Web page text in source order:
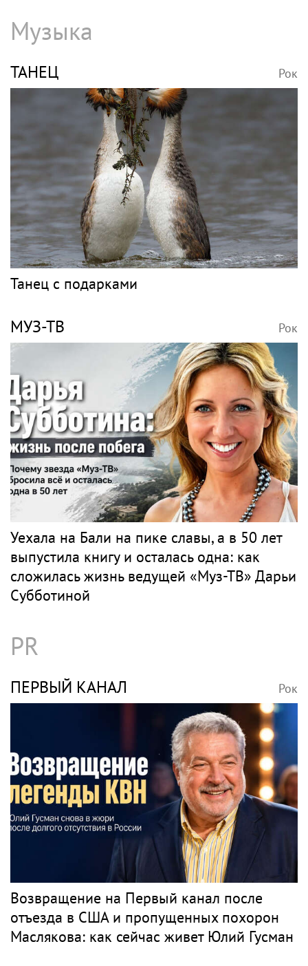
Музыка
ТАНЕЦ Рок
Танец с подарками
МУЗ-ТВ Рок
Уехала на Бали на пике славы, а в 50 лет
выпустила книгу и осталась одна: как
сложилась жизнь ведущей «Муз-ТВ» Дарьи
Субботиной
PR
ПЕРВЫЙ КАНАЛ Рок
Возвращение на Первый канал после
отъезда в США и пропущенных похорон
Маслякова: как сейчас живет Юлий Гусман